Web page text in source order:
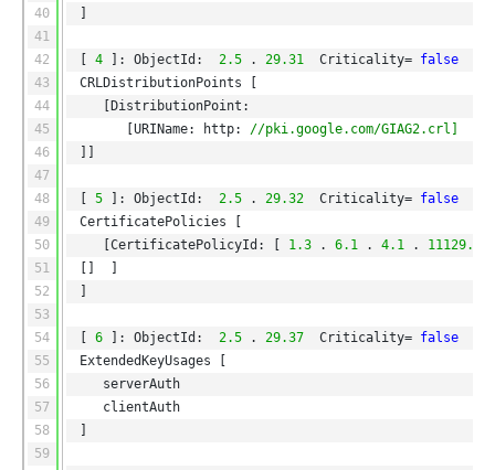
40
41
42
43
44
45
46
47
48
49
50
51
52
53
54
55
56
57
58
59
4 ]: ObjectId: 2.5 . 29.31 Criticality= false
CRLDistributionPoints [
[DistributionPoint:
[URIName: http:
//pki.google.com/GIAG2.crl]
5 ]: ObjectId: 2.5 . 29.32 Criticality= false
CertificatePolicies [
[CertificatePolicyId: [
1.3 . 6.1 . 4.1 . 11129.2
6 ]: ObjectId: 2.5 . 29.37 Criticality= false
ExtendedKeyUsages [
serverAuth
clientAuth